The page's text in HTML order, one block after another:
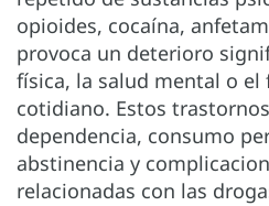
opioides, cocaína,
provoca un deterioro
física, la salud mental o
cotidiano. Estos
dependencia, consumo
abstinencia y
relacionadas con las